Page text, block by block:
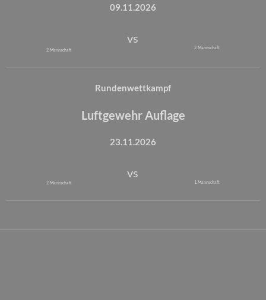
09.11.2026
2. Mannschaft
vs
2. Mannschaft
Rundenwettkampf
Luftgewehr Auflage
23.11.2026
2. Mannschaft
vs
1. Mannschaft